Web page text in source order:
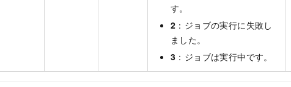
す。
2 ：ジョブの実行に失敗し
ました。
3 ：ジョブは実行中です。